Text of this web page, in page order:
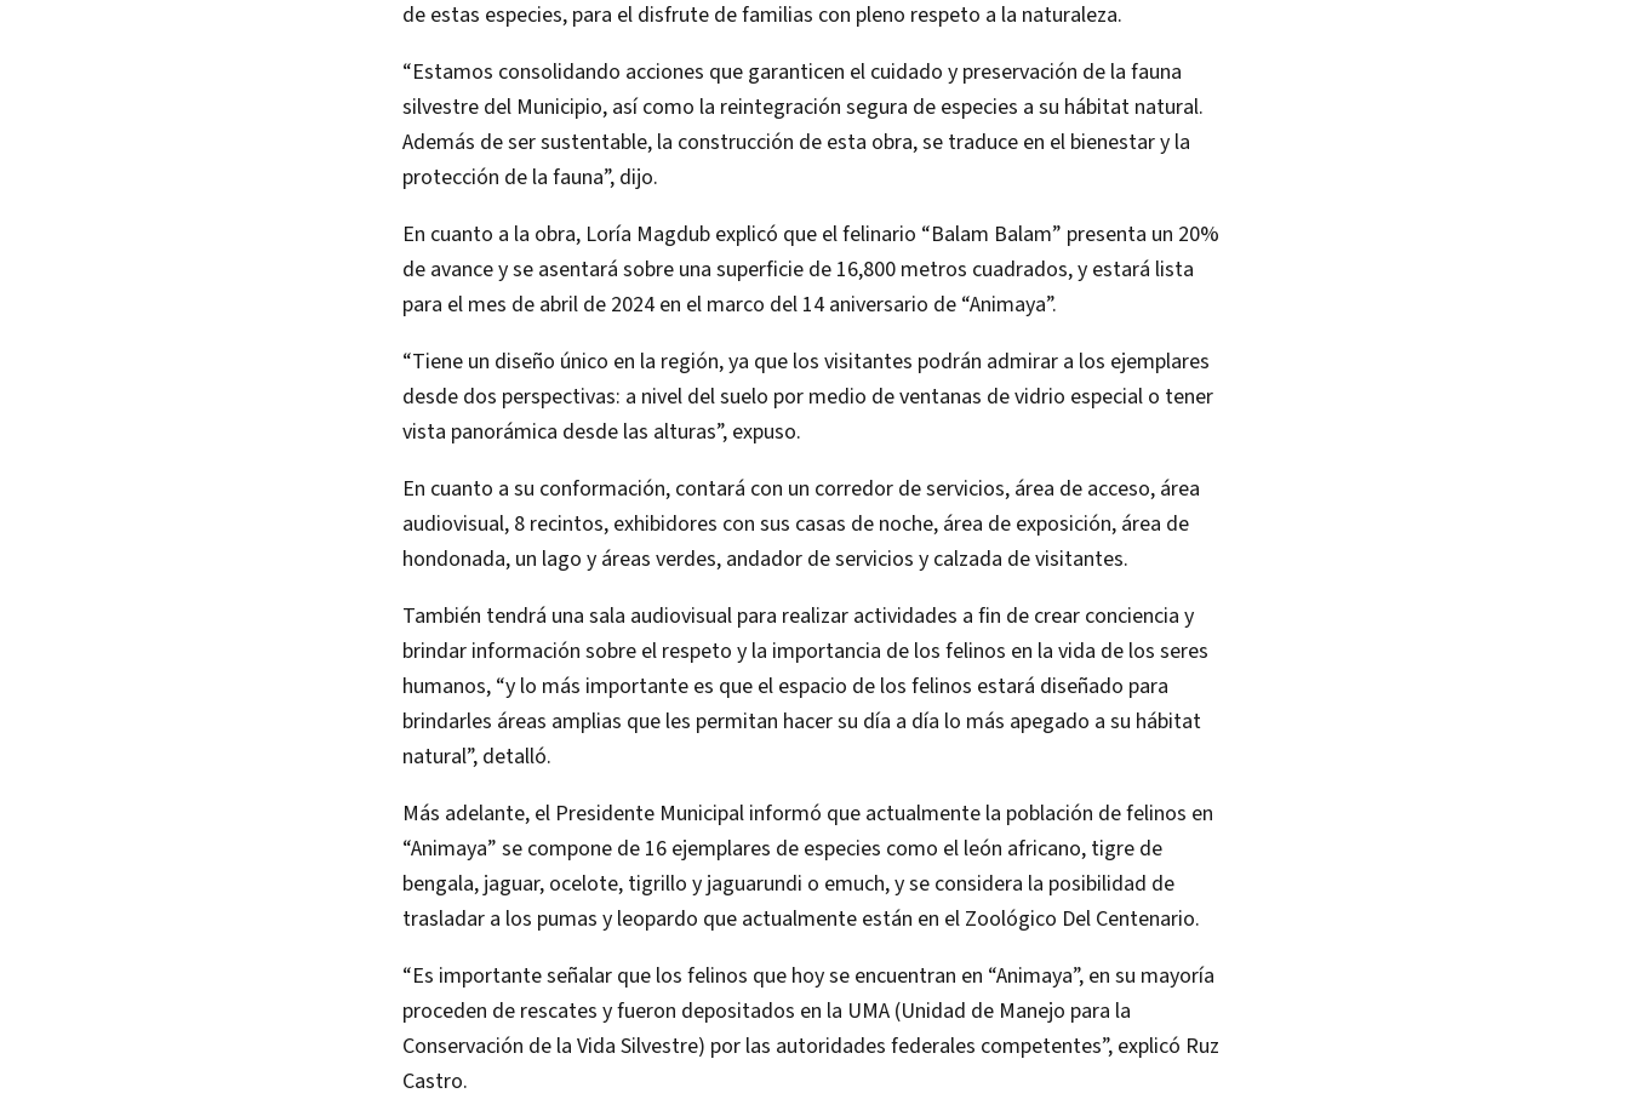
de estas especies, para el disfrute de familias con pleno respeto a la naturaleza.
“Estamos consolidando acciones que garanticen el cuidado y preservación de la fauna
silvestre del Municipio, así como la reintegración segura de especies a su hábitat natural.
Además de ser sustentable, la construcción de esta obra, se traduce en el bienestar y la
protección de la fauna”, dijo.
En cuanto a la obra, Loría Magdub explicó que el felinario “Balam Balam” presenta un 20%
de avance y se asentará sobre una superficie de 16,800 metros cuadrados, y estará lista
para el mes de abril de 2024 en el marco del 14 aniversario de “Animaya”.
“Tiene un diseño único en la región, ya que los visitantes podrán admirar a los ejemplares
desde dos perspectivas: a nivel del suelo por medio de ventanas de vidrio especial o tener
vista panorámica desde las alturas”, expuso.
En cuanto a su conformación, contará con un corredor de servicios, área de acceso, área
audiovisual, 8 recintos, exhibidores con sus casas de noche, área de exposición, área de
hondonada, un lago y áreas verdes, andador de servicios y calzada de visitantes.
También tendrá una sala audiovisual para realizar actividades a fin de crear conciencia y
brindar información sobre el respeto y la importancia de los felinos en la vida de los seres
humanos, “y lo más importante es que el espacio de los felinos estará diseñado para
brindarles áreas amplias que les permitan hacer su día a día lo más apegado a su hábitat
natural”, detalló.
Más adelante, el Presidente Municipal informó que actualmente la población de felinos en
“Animaya” se compone de 16 ejemplares de especies como el león africano, tigre de
bengala, jaguar, ocelote, tigrillo y jaguarundi o emuch, y se considera la posibilidad de
trasladar a los pumas y leopardo que actualmente están en el Zoológico Del Centenario.
“Es importante señalar que los felinos que hoy se encuentran en “Animaya”, en su mayoría
proceden de rescates y fueron depositados en la UMA (Unidad de Manejo para la
Conservación de la Vida Silvestre) por las autoridades federales competentes”, explicó Ruz
Castro.